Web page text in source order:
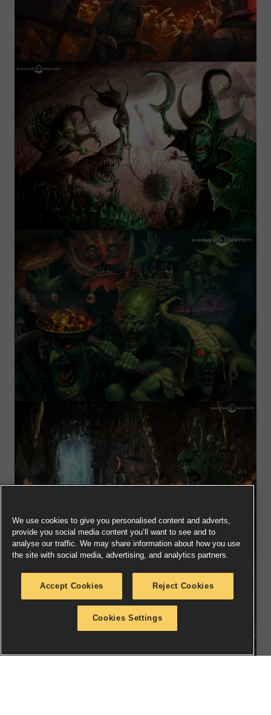
We use cookies to give you personalised content and adverts,
provide you social media content you’ll want to see and to
analyse our traffic. We may share information about how you use
the site with social media, advertising, and analytics partners.
Accept Cookies Reject Cookies
Cookies Settings